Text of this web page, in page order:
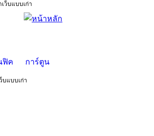
ว็บแบบเก่า
ฟิค การ์ตูน
บแบบเก่า